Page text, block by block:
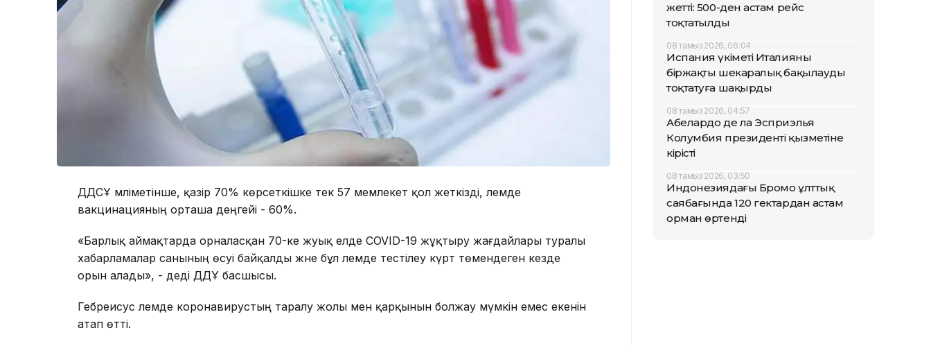
ДДСҰ мәліметінше, қазір 70% көрсеткішке тек 57 мемлекет қол жеткізді, әлемде
вакцинацияның орташа деңгейі - 60%.
«Барлық аймақтарда орналасқан 70-ке жуық елде COVID-19 жұқтыру жағдайлары туралы
хабарламалар санының өсуі байқалды және бұл әлемде тестілеу күрт төмендеген кезде
орын алады», - деді ДДҰ басшысы.
Гебреисус әлемде коронавирустың таралу жолы мен қарқынын болжау мүмкін емес екенін
атап өтті.
жетті: 500-ден астам рейс
тоқтатылды
08 тамыз 2026, 06:04
Испания үкіметі Италияны
біржақты шекаралық бақылауды
тоқтатуға шақырды
08 тамыз 2026, 04:57
Абелардо де ла Эсприэлья
Колумбия президенті қызметіне
кірісті
08 тамыз 2026, 03:50
Индонезиядағы Бромо ұлттық
саябағында 120 гектардан астам
орман өртенді